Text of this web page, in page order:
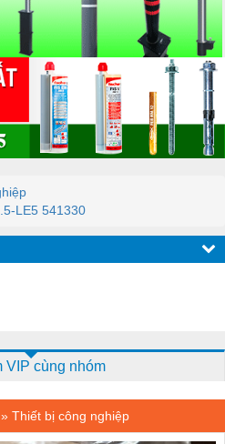
LE5 541330
VIP cùng nhóm
» Thiết bị công nghiệp